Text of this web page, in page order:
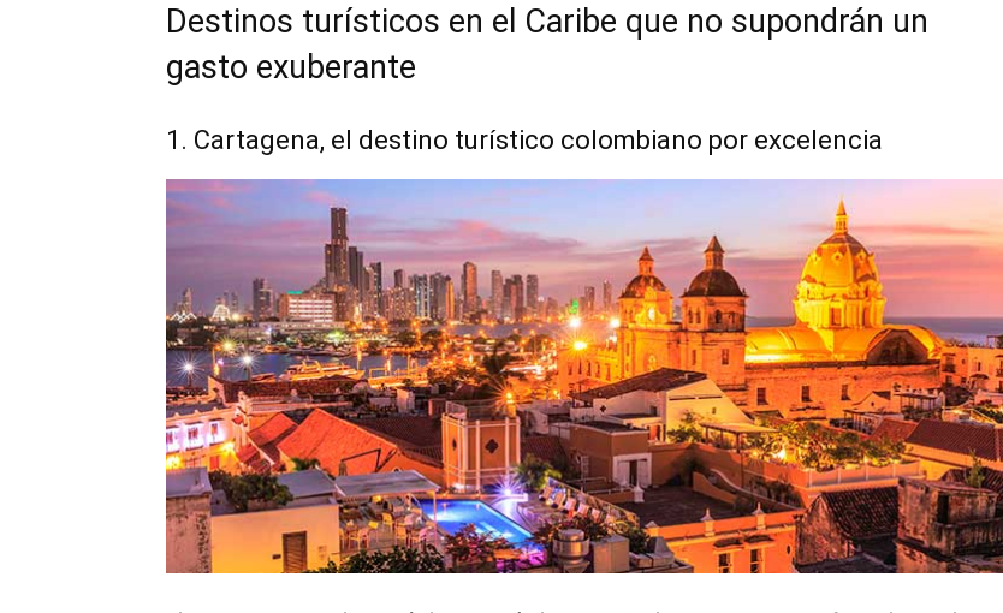
Destinos turísticos en el Caribe que no supondrán un
gasto exuberante
1. Cartagena, el destino turístico colombiano por excelencia